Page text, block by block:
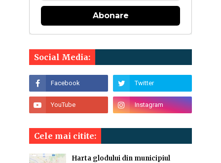
Abonare
Social Media:
Cele mai citite:
Harta glodului din municipiul